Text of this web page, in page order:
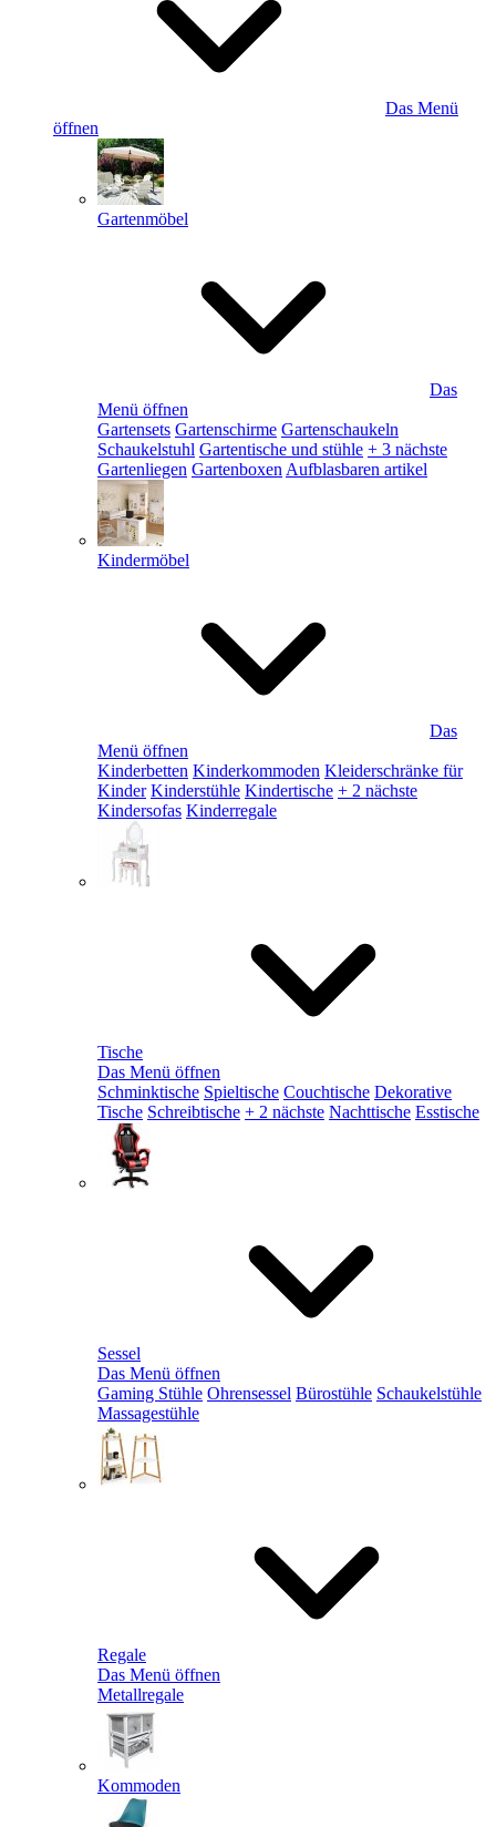
Das Menü
öffnen
Gartenmöbel
Das
Menü öffnen
Gartensets Gartenschirme Gartenschaukeln
Schaukelstuhl Gartentische und stühle + 3 nächste
Gartenliegen Gartenboxen Aufblasbaren artikel
Kindermöbel
Das
Menü öffnen
Kinderbetten Kinderkommoden Kleiderschränke für
Kinder Kinderstühle Kindertische + 2 nächste
Kindersofas Kinderregale
Tische
Das Menü öffnen
Schminktische Spieltische Couchtische Dekorative
Tische Schreibtische + 2 nächste Nachttische Esstische
Sessel
Das Menü öffnen
Gaming Stühle Ohrensessel Bürostühle Schaukelstühle
Massagestühle
Regale
Das Menü öffnen
Metallregale
Kommoden